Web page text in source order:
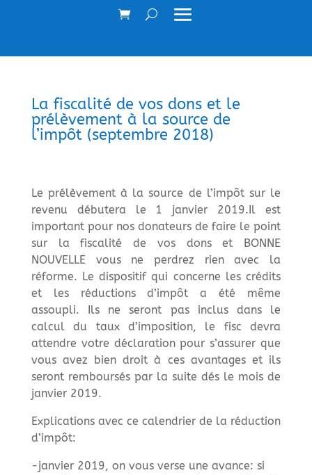
La fiscalité de vos dons et le
prélèvement à la source de
l’impôt (septembre 2018)
Le prélèvement à la source de l’impôt sur le
revenu débutera le 1 janvier 2019.Il est
important pour nos donateurs de faire le point
sur la fiscalité de vos dons et BONNE
NOUVELLE vous ne perdrez rien avec la
réforme. Le dispositif qui concerne les crédits
et les réductions d’impôt a été même
assoupli. Ils ne seront pas inclus dans le
calcul du taux d’imposition, le fisc devra
attendre votre déclaration pour s’assurer que
vous avez bien droit à ces avantages et ils
seront remboursés par la suite dés le mois de
janvier 2019.
Explications avec ce calendrier de la réduction
d’impôt:
-janvier 2019, on vous verse une avance: si